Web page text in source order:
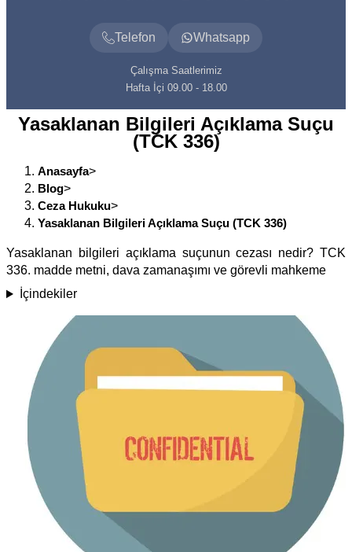
Telefon Whatsapp
Çalışma Saatlerimiz
Hafta İçi 09.00 - 18.00
Yasaklanan Bilgileri Açıklama Suçu
(TCK 336)
Anasayfa>
Blog>
Ceza Hukuku>
Yasaklanan Bilgileri Açıklama Suçu (TCK 336)
Yasaklanan bilgileri açıklama suçunun cezası nedir? TCK
336. madde metni, dava zamanaşımı ve görevli mahkeme
İçindekiler